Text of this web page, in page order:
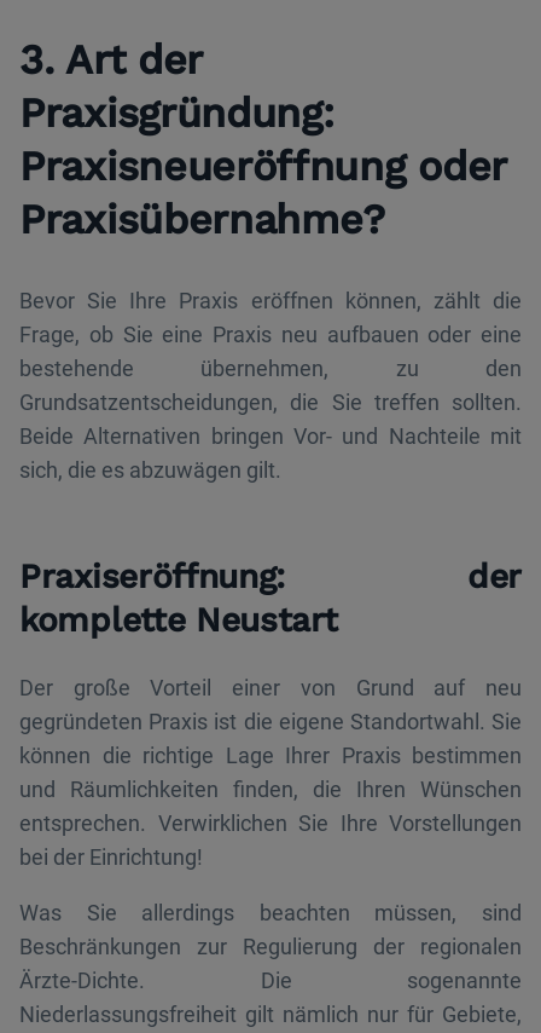
3. Art der
Praxisgründung:
Praxisneueröffnung oder
Praxisübernahme?
Bevor Sie Ihre Praxis eröffnen können, zählt die
Frage, ob Sie eine Praxis neu aufbauen oder eine
bestehende übernehmen, zu den
Grundsatzentscheidungen, die Sie treffen sollten.
Beide Alternativen bringen Vor- und Nachteile mit
sich, die es abzuwägen gilt.
Praxiseröffnung: der
komplette Neustart
Der große Vorteil einer von Grund auf neu
gegründeten Praxis ist die eigene Standortwahl. Sie
können die richtige Lage Ihrer Praxis bestimmen
und Räumlichkeiten finden, die Ihren Wünschen
entsprechen. Verwirklichen Sie Ihre Vorstellungen
bei der Einrichtung!
Was Sie allerdings beachten müssen, sind
Beschränkungen zur Regulierung der regionalen
Ärzte-Dichte. Die sogenannte
Niederlassungsfreiheit gilt nämlich nur für Gebiete,